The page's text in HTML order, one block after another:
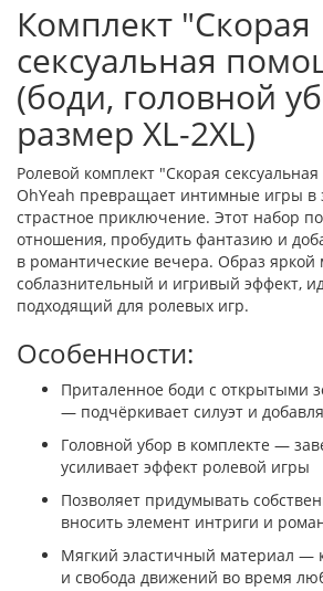
Комплект "Скорая
сексуальная
(боди, головной
размер XL-2XL)
Ролевой комплект "Скорая
OhYeah превращает интимные игры
страстное приключение. Этот набор
отношения, пробудить фантазию и
в романтические вечера. Образ яркой
соблазнительный и игривый эффект,
подходящий для ролевых игр.
Особенности:
Приталенное боди с открытыми
— подчёркивает силуэт и
Головной убор в комплекте —
усиливает эффект ролевой игры
Позволяет придумывать
вносить элемент интриги и
Мягкий эластичный материал —
и свобода движений во время